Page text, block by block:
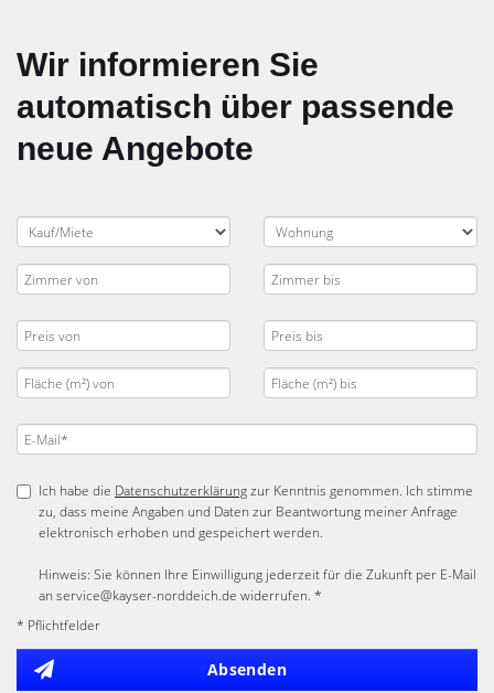
Wir informieren Sie
automatisch über passende
neue Angebote
Ich habe die Datenschutzerklärungzur Kenntnis genommen. Ich stimme
zu, dass meine Angaben und Daten zur Beantwortung meiner Anfrage
elektronisch erhoben und gespeichert werden.
Hinweis: Sie können Ihre Einwilligung jederzeit für die Zukunft per E-Mail
an service@kayser-norddeich.de widerrufen. *
* Pflichtfelder
Absenden